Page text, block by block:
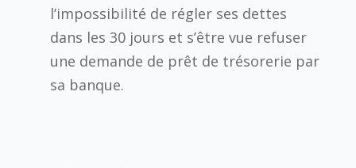
l’impossibilité de régler ses dettes
dans les 30 jours et s’être vue refuser
une demande de prêt de trésorerie par
sa banque.